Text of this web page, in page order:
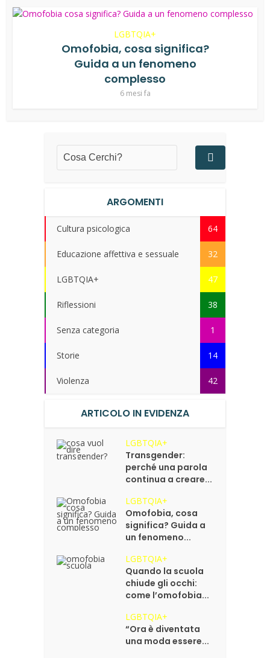
LGBTQIA+
Omofobia, cosa significa?
Guida a un fenomeno
complesso
6 mesi fa
ARGOMENTI
Cultura psicologica 64
Educazione affettiva e sessuale 32
LGBTQIA+ 47
Riflessioni 38
Senza categoria 1
Storie 14
Violenza 42
ARTICOLO IN EVIDENZA
LGBTQIA+
Transgender:
perché una parola
continua a creare...
LGBTQIA+
Omofobia, cosa
significa? Guida a
un fenomeno...
LGBTQIA+
Quando la scuola
chiude gli occhi:
come l’omofobia...
LGBTQIA+
“Ora è diventata
una moda essere...